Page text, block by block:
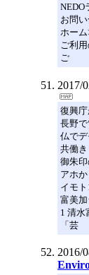
NEDO
お問
ホーム
ご利
ご
2017/
復興
長野
仏で
共働
御朱
アホ
イモ
富美
1 清水
「芸
2016/